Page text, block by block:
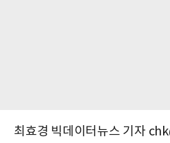
최효경 빅데이터뉴스 기자